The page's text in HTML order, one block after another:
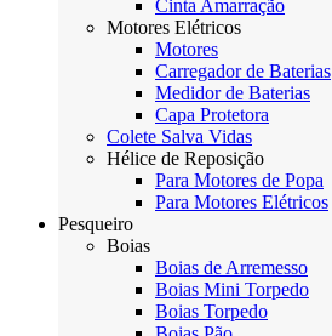
Cinta Amarração
Motores Elétricos
Motores
Carregador de Baterias
Medidor de Baterias
Capa Protetora
Colete Salva Vidas
Hélice de Reposição
Para Motores de Popa
Para Motores Elétricos
Pesqueiro
Boias
Boias de Arremesso
Boias Mini Torpedo
Boias Torpedo